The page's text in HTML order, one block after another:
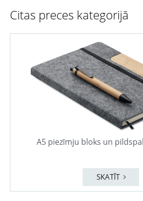
Citas preces kategorijā
A5 piezīmju bloks un
SKATĪT